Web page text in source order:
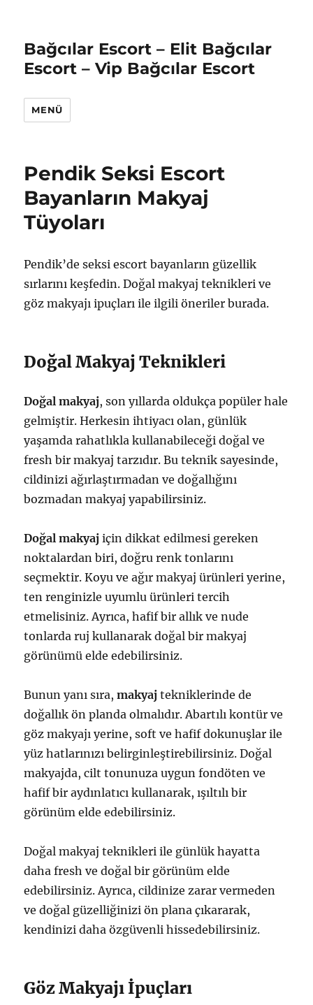
Bağcılar Escort – Elit Bağcılar
Escort – Vip Bağcılar Escort
MENÜ
Pendik Seksi Escort
Bayanların Makyaj
Tüyoları
Pendik’de seksi escort bayanların güzellik
sırlarını keşfedin. Doğal makyaj teknikleri ve
göz makyajı ipuçları ile ilgili öneriler burada.
Doğal Makyaj Teknikleri
Doğal makyaj, son yıllarda oldukça popüler hale
gelmiştir. Herkesin ihtiyacı olan, günlük
yaşamda rahatlıkla kullanabileceği doğal ve
fresh bir makyaj tarzıdır. Bu teknik sayesinde,
cildinizi ağırlaştırmadan ve doğallığını
bozmadan makyaj yapabilirsiniz.
Doğal makyaj için dikkat edilmesi gereken
noktalardan biri, doğru renk tonlarını
seçmektir. Koyu ve ağır makyaj ürünleri yerine,
ten renginizle uyumlu ürünleri tercih
etmelisiniz. Ayrıca, hafif bir allık ve nude
tonlarda ruj kullanarak doğal bir makyaj
görünümü elde edebilirsiniz.
Bunun yanı sıra,makyaj tekniklerinde de
doğallık ön planda olmalıdır. Abartılı kontür ve
göz makyajı yerine, soft ve hafif dokunuşlar ile
yüz hatlarınızı belirginleştirebilirsiniz. Doğal
makyajda, cilt tonunuza uygun fondöten ve
hafif bir aydınlatıcı kullanarak, ışıltılı bir
görünüm elde edebilirsiniz.
Doğal makyaj teknikleri ile günlük hayatta
daha fresh ve doğal bir görünüm elde
edebilirsiniz. Ayrıca, cildinize zarar vermeden
ve doğal güzelliğinizi ön plana çıkararak,
kendinizi daha özgüvenli hissedebilirsiniz.
Göz Makyajı İpuçları